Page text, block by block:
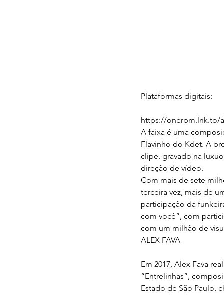
Plataformas digitais:
https://onerpm.lnk.to/
A faixa é uma
Flavinho do Kdet. A
clipe, gravado na
direção de vídeo.
Com mais de sete
terceira vez, mais de
participação da
com você”, com
com um milhão de
ALEX FAVA
Em 2017, Alex Fava
“Entrelinhas”,
Estado de São Paulo,